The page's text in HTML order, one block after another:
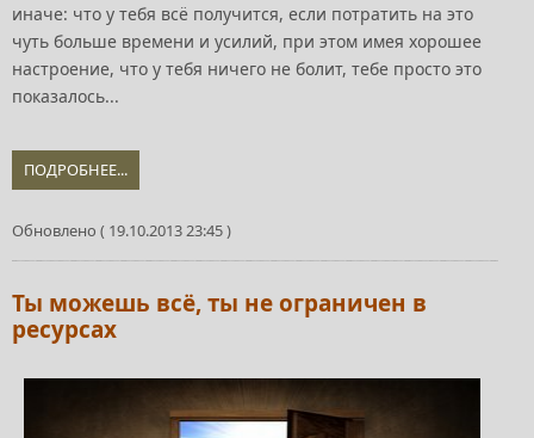
иначе: что у тебя всё получится, если потратить на это
чуть больше времени и усилий, при этом имея хорошее
настроение, что у тебя ничего не болит, тебе просто это
показалось...
ПОДРОБНЕЕ...
Обновлено ( 19.10.2013 23:45 )
Ты можешь всё, ты не ограничен в
ресурсах